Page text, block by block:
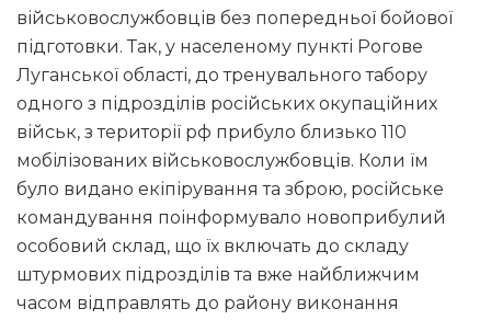
військовослужбовців без попередньої бойової
підготовки. Так, у населеному пункті Рогове
Луганської області, до тренувального табору
одного з підрозділів російських окупаційних
військ, з території рф прибуло близько 110
мобілізованих військовослужбовців. Коли їм
було видано екіпірування та зброю, російське
командування поінформувало новоприбулий
особовий склад, що їх включать до складу
штурмових підрозділів та вже найближчим
часом відправлять до району виконання